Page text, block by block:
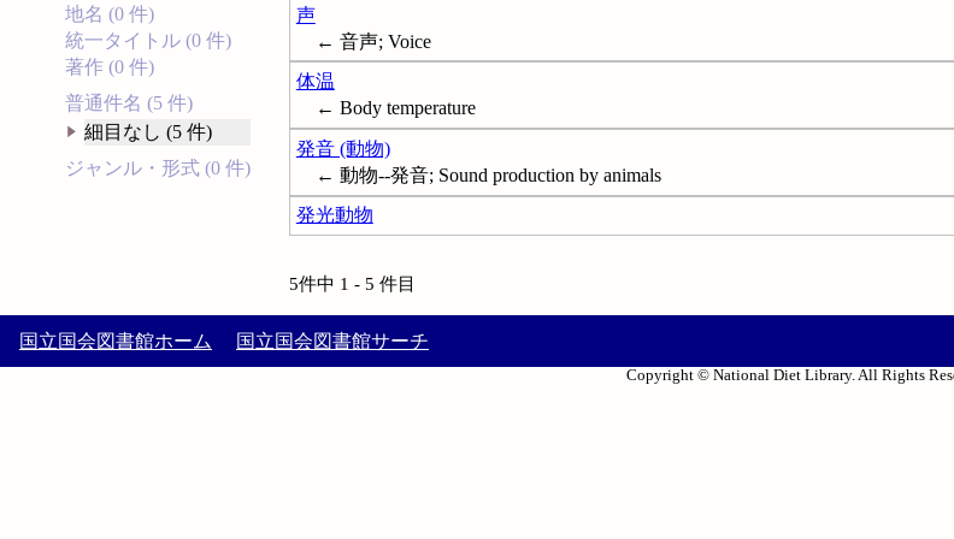
地名 (0 件)
統一タイトル (0 件)
著作 (0 件)
普通件名 (5 件)
細目なし (5 件)
ジャンル・形式 (0 件)
声
← 音声; Voice
体温
← Body temperature
発音 (動物)
← 動物--発音; Sound production by animals
発光動物
5件中 1 - 5 件目
国立国会図書館ホーム 国立国会図書館サーチ
Copyright © National Diet Library. All Rights